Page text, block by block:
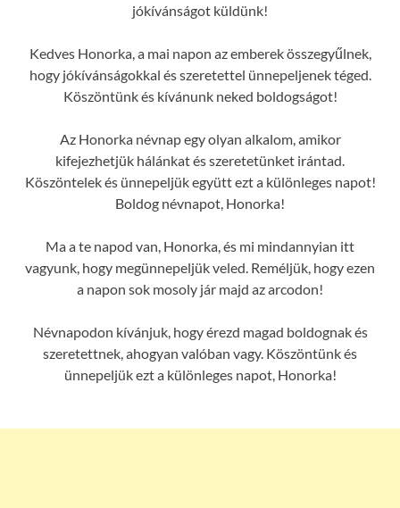
jókívánságot küldünk!
Kedves Honorka, a mai napon az emberek összegyűlnek,
hogy jókívánságokkal és szeretettel ünnepeljenek téged.
Köszöntünk és kívánunk neked boldogságot!
Az Honorka névnap egy olyan alkalom, amikor
kifejezhetjük hálánkat és szeretetünket irántad.
Köszöntelek és ünnepeljük együtt ezt a különleges napot!
Boldog névnapot, Honorka!
Ma a te napod van, Honorka, és mi mindannyian itt
vagyunk, hogy megünnepeljük veled. Reméljük, hogy ezen
a napon sok mosoly jár majd az arcodon!
Névnapodon kívánjuk, hogy érezd magad boldognak és
szeretettnek, ahogyan valóban vagy. Köszöntünk és
ünnepeljük ezt a különleges napot, Honorka!